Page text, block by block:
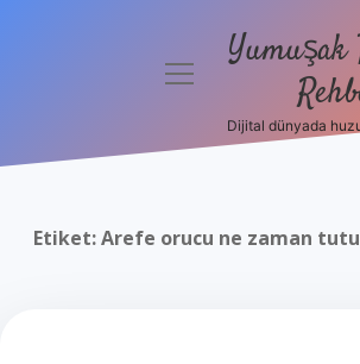
Politikası
menüyüYumuşak
Dijital dünyada
Etiket:Arefe orucu ne zaman